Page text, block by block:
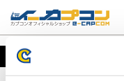
カート